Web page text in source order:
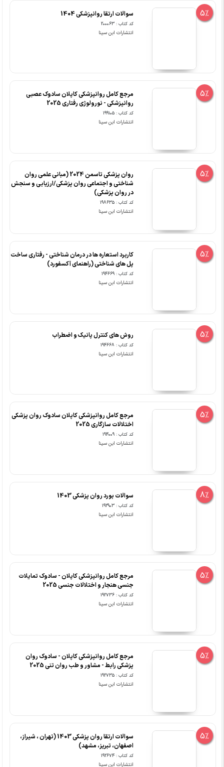
5% سوالات ارتقا روانپزشکی 1404
کد کتاب : 200063
انتشارات ابن سینا
5%
مرجع کامل روانپزشکی کاپلان سادوک عصبی
روانپزشکی - نورولوژی رفتاری 2025
کد کتاب : 199105
انتشارات ابن سینا
5%
روان پزشکی تاسمن 2024 (مبانی علمی روان
شناختی و اجتماعی روان پزشکی/ارزیابی و سنجش
در روان پزشکی)
کد کتاب : 198635
انتشارات ابن سینا
5%
کاربرد استعاره ها در درمان شناختی - رفتاری ساخت
پل های شناختی (راهنمای آکسفورد)
کد کتاب : 194669
انتشارات ابن سینا
5% روش های کنترل پانیک و اضطراب
کد کتاب : 194668
انتشارات ابن سینا
5%
مرجع کامل روانپزشکی کاپلان سادوک روان پزشکی
اختلالات سازگاری 2025
کد کتاب : 194009
انتشارات ابن سینا
8% سوالات بورد روان پزشکی 1403
کد کتاب : 192903
انتشارات ابن سینا
5%
مرجع کامل روانپزشکی کاپلان - سادوک تمایلات
جنسی هنجار و اختلالات جنسی 2025
کد کتاب : 192736
انتشارات ابن سینا
5%
مرجع کامل روانپزشکی کاپلان - سادوک روان
پزشکی رابط - مشاور و طب روان تنی 2025
کد کتاب : 192735
انتشارات ابن سینا
5%
سوالات ارتقا روان پزشکی 1403 (تهران ، شیراز،
اصفهان، تبریز، مشهد)
کد کتاب : 192674
انتشارات ابن سینا